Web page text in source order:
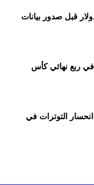
قبل صدور بيانات
ربع نهائي كأس
التوترات في